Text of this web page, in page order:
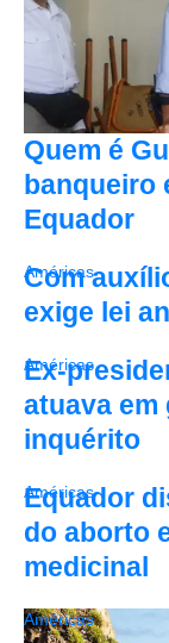
Quem é
banqueiro
Equador
Com
exige lei
Américas
Ex-
atuava
inquérito
Américas
Equador
do aborto
medicinal
Américas
Américas